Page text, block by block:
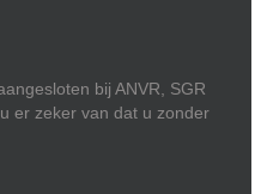
bij ANVR, SGR
er zeker van dat u zonder